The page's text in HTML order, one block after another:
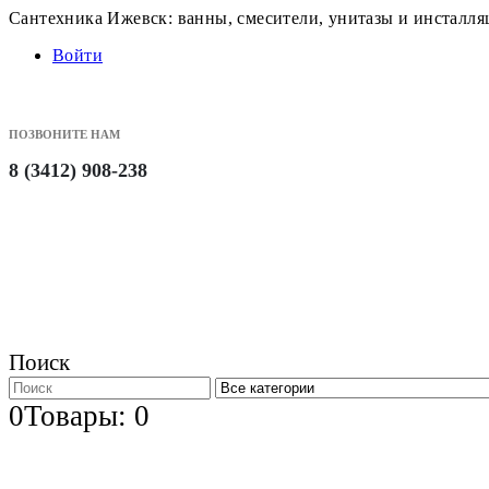
Сантехника Ижевск: ванны, смесители, унитазы и
Войти
ПОЗВОНИТЕ НАМ
8 (3412) 908-238
Поиск
0Товары: 0